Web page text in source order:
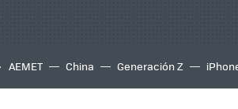
AEMET China Generación Z